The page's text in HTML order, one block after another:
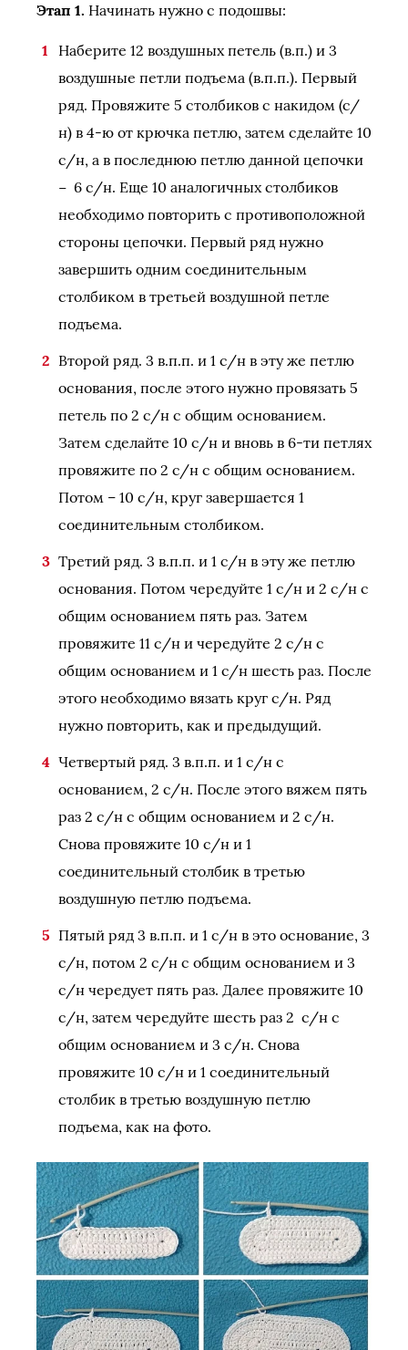
Этап 1. Начинать нужно с подошвы:
Наберите 12 воздушных петель (в.п.) и 3
воздушные петли подъема (в.п.п.). Первый
ряд. Провяжите 5 столбиков с накидом (с/
н) в 4-ю от крючка петлю, затем сделайте 10
с/н, а в последнюю петлю данной цепочки
− 6 с/н. Еще 10 аналогичных столбиков
необходимо повторить с противоположной
стороны цепочки. Первый ряд нужно
завершить одним соединительным
столбиком в третьей воздушной петле
подъема.
Второй ряд. 3 в.п.п. и 1 с/н в эту же петлю
основания, после этого нужно провязать 5
петель по 2 с/н с общим основанием.
Затем сделайте 10 с/н и вновь в 6-ти петлях
провяжите по 2 с/н с общим основанием.
Потом – 10 с/н, круг завершается 1
соединительным столбиком.
Третий ряд. 3 в.п.п. и 1 с/н в эту же петлю
основания. Потом чередуйте 1 с/н и 2 с/н с
общим основанием пять раз. Затем
провяжите 11 с/н и чередуйте 2 с/н с
общим основанием и 1 с/н шесть раз. После
этого необходимо вязать круг с/н. Ряд
нужно повторить, как и предыдущий.
Четвертый ряд. 3 в.п.п. и 1 с/н с
основанием, 2 с/н. После этого вяжем пять
раз 2 с/н с общим основанием и 2 с/н.
Снова провяжите 10 с/н и 1
соединительный столбик в третью
воздушную петлю подъема.
Пятый ряд 3 в.п.п. и 1 с/н в это основание, 3
с/н, потом 2 с/н с общим основанием и 3
с/н чередует пять раз. Далее провяжите 10
с/н, затем чередуйте шесть раз 2 с/н с
общим основанием и 3 с/н. Снова
провяжите 10 с/н и 1 соединительный
столбик в третью воздушную петлю
подъема, как на фото.